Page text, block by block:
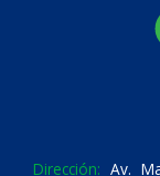
Dirección: Av.